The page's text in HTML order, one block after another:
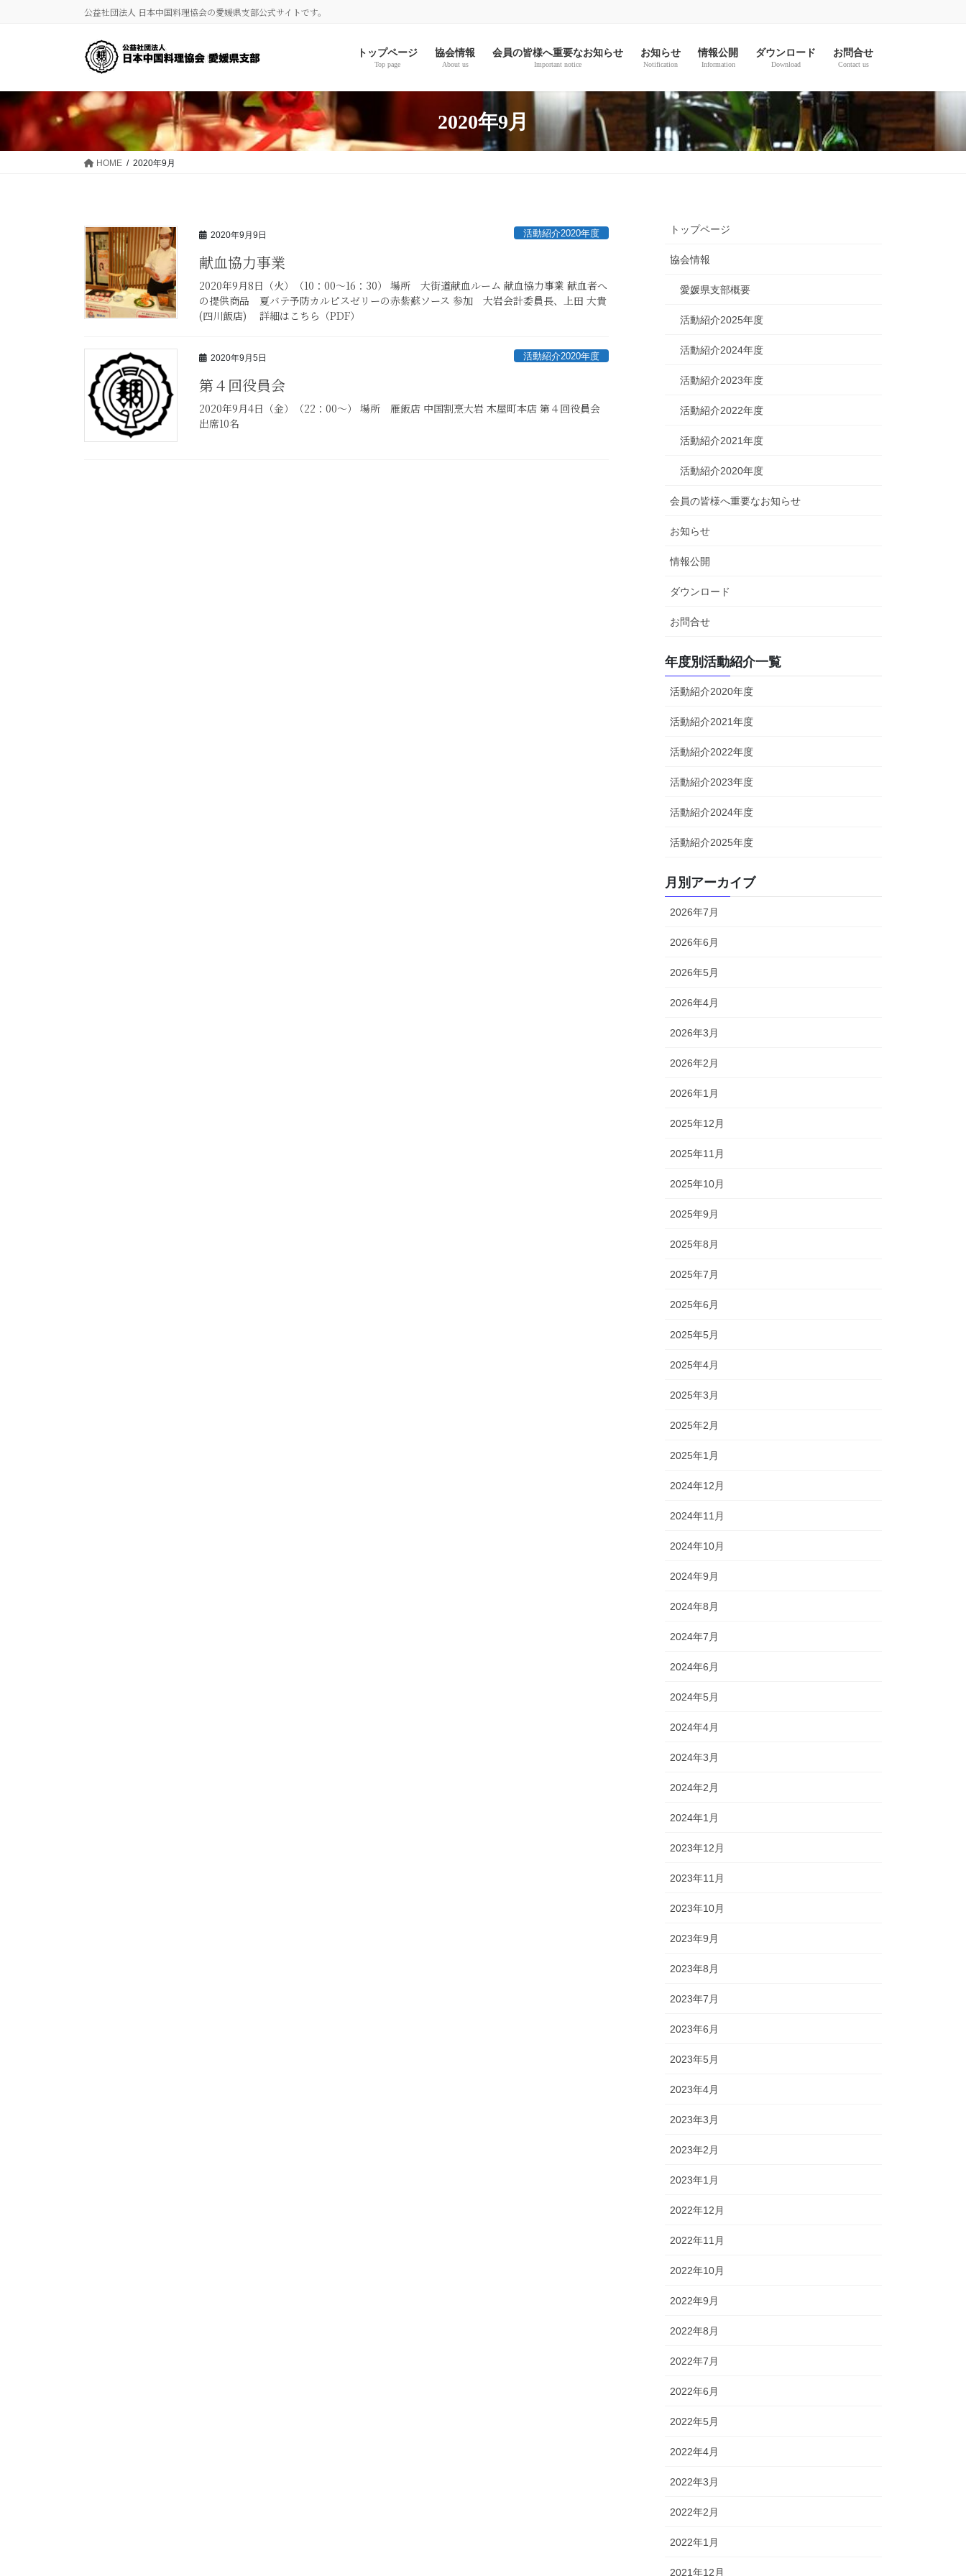
に
移
動
ョ
ン
に
公益社団法人 日本中国料理協会の愛媛県支部公式サイトです。
トップページ
Top page
協会情報
About us
会員の皆様へ重要なお知らせ
Important notice
お知らせ
Notification
情報公開
Information
ダウンロード
Download
お問合せ
Contact us
2020年9月
HOME 2020年9月
2020年9月9日 活動紹介2020年度
献血協力事業
2020年9月8日（火）（10：00～16：30） 場所 大街道献血ルーム 献血協力事業 献血者へ
の提供商品 夏バテ予防カルピスゼリーの赤紫蘇ソース 参加 大岩会計委員長、上田 大貴
(四川飯店) 詳細はこちら（PDF）
2020年9月5日 活動紹介2020年度
第４回役員会
2020年9月4日（金）（22：00～） 場所 雁飯店 中国割烹大岩 木屋町本店 第４回役員会
出席10名
トップページ
協会情報
愛媛県支部概要
活動紹介2025年度
活動紹介2024年度
活動紹介2023年度
活動紹介2022年度
活動紹介2021年度
活動紹介2020年度
会員の皆様へ重要なお知らせ
お知らせ
情報公開
ダウンロード
お問合せ
年度別活動紹介一覧
活動紹介2020年度
活動紹介2021年度
活動紹介2022年度
活動紹介2023年度
活動紹介2024年度
活動紹介2025年度
月別アーカイブ
2026年7月
2026年6月
2026年5月
2026年4月
2026年3月
2026年2月
2026年1月
2025年12月
2025年11月
2025年10月
2025年9月
2025年8月
2025年7月
2025年6月
2025年5月
2025年4月
2025年3月
2025年2月
2025年1月
2024年12月
2024年11月
2024年10月
2024年9月
2024年8月
2024年7月
2024年6月
2024年5月
2024年4月
2024年3月
2024年2月
2024年1月
2023年12月
2023年11月
2023年10月
2023年9月
2023年8月
2023年7月
2023年6月
2023年5月
2023年4月
2023年3月
2023年2月
2023年1月
2022年12月
2022年11月
2022年10月
2022年9月
2022年8月
2022年7月
2022年6月
2022年5月
2022年4月
2022年3月
2022年2月
2022年1月
2021年12月